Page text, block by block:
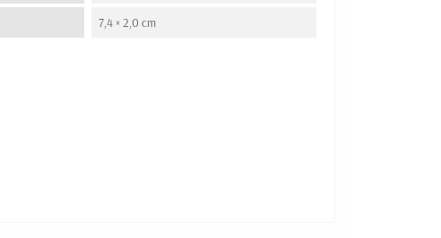
7,4 × 2,0 cm